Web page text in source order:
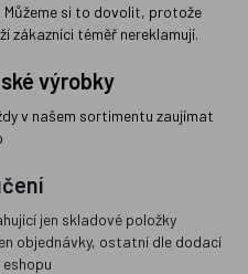
Můžeme si to dovolit, protože
zákazníci téměř nereklamují.
výrobky
v našem sortimentu zaujímat
jen skladové položky
objednávky, ostatní dle dodací